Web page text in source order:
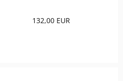
132,00 EUR